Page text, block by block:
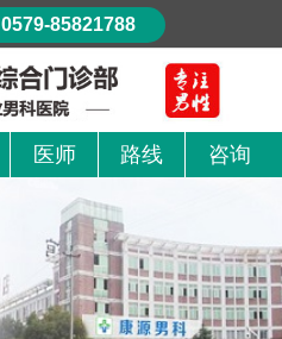
医师 路线 咨询
0579-85821788